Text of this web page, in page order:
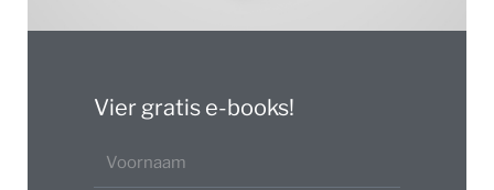
Vier gratis e-books!